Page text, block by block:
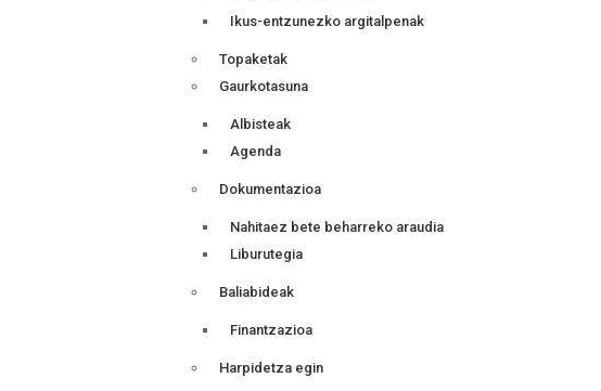
Ikus-entzunezko argitalpenak
Topaketak
Gaurkotasuna
Albisteak
Agenda
Dokumentazioa
Nahitaez bete beharreko araudia
Liburutegia
Baliabideak
Finantzazioa
Harpidetza egin